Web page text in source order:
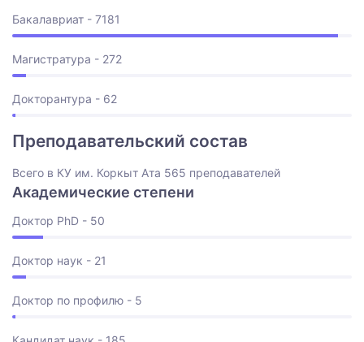
Бакалавриат - 7181
Магистратура - 272
Докторантура - 62
Преподавательский состав
Всего в КУ им. Коркыт Ата 565 преподавателей
Академические степени
Доктор PhD - 50
Доктор наук - 21
Доктор по профилю - 5